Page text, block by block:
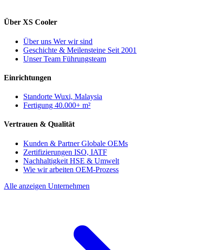
Über XS Cooler
Über uns Wer wir sind
Geschichte & Meilensteine Seit 2001
Unser Team Führungsteam
Einrichtungen
Standorte Wuxi, Malaysia
Fertigung 40.000+ m²
Vertrauen & Qualität
Kunden & PartnerGlobale OEMs
Zertifizierungen ISO, IATF
Nachhaltigkeit HSE & Umwelt
Wie wir arbeiten OEM-Prozess
Alle anzeigen Unternehmen